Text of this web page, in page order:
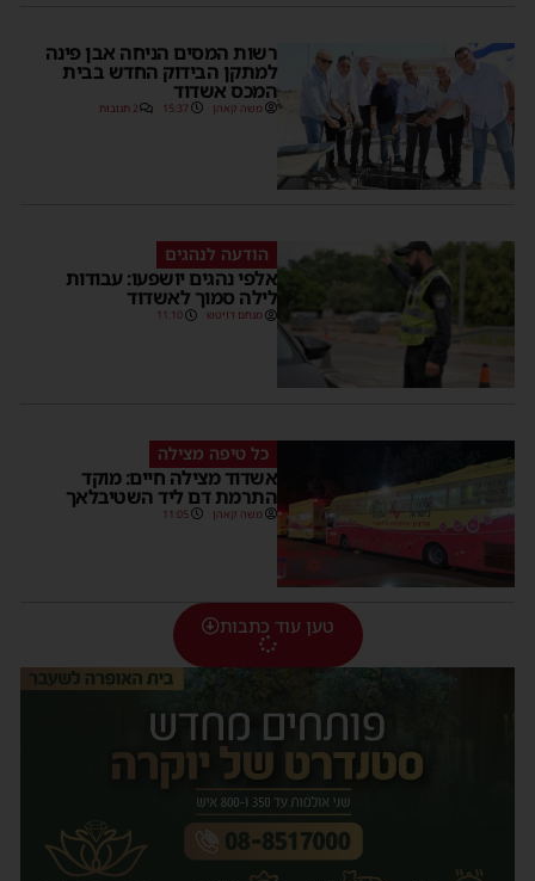
רשות המסים הניחה אבן פינה
למתקן הבידוק החדש בבית
המכס אשדוד
משה קאהן 15:37 2 תגובות
הודעה לנהגים
אלפי נהגים יושפעו: עבודות
לילה סמוך לאשדוד
מנחם דויטש 11:10
כל טיפה מצילה
אשדוד מצילה חיים: מוקד
התרמת דם ליד השטיבלאך
משה קאהן 11:05
טען עוד כתבות